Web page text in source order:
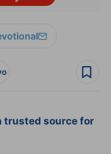
trusted source for